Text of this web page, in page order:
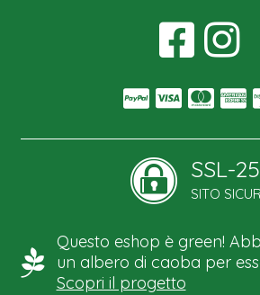
SSL-
SITO
Questo eshop è green!
un albero di caoba per
Scopri il progetto